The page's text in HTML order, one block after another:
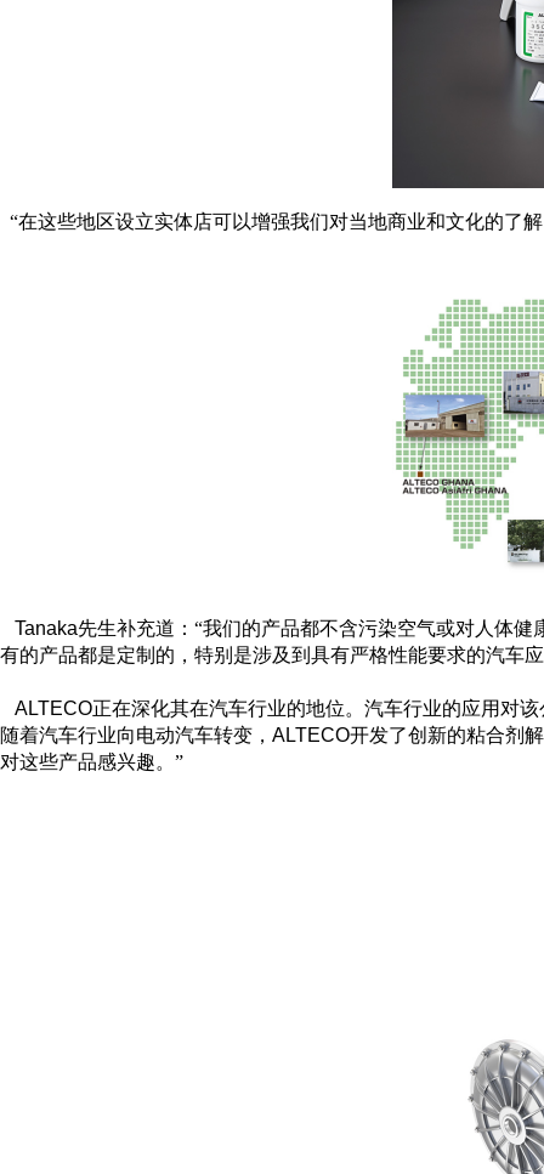
“在这些地区设立实体店可以增强我们对当地商业和文化的了
Tanaka先生补充道：“我们的产品都不含污染空气或对人体
有的产品都是定制的，特别是涉及到具有严格性能要求的汽车
ALTECO正在深化其在汽车行业的地位。汽车行业的应用对
随着汽车行业向电动汽车转变， ALTECO开发了创新的粘合剂
对这些产品感兴趣。”